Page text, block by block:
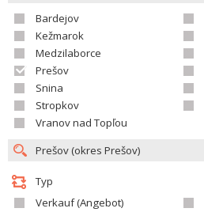
Bardejov
Kežmarok
Medzilaborce
Prešov
Snina
Stropkov
Vranov nad Topľou
Typ
Verkauf (Angebot)